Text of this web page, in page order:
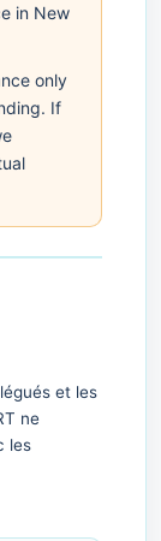
in New
only
If
et les
ne
les